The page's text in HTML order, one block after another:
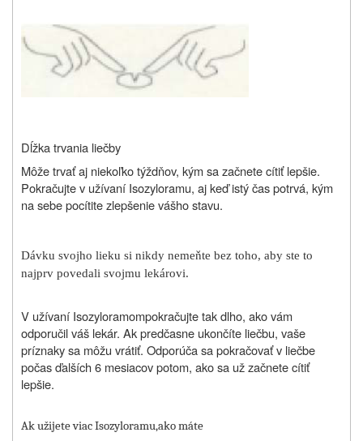
Dĺžka trvania liečby
Môže trvať aj niekoľko týždňov, kým sa začnete cítiť lepšie.
Pokračujte v užívaní Isozyloramu, aj keď istý čas potrvá, kým
na sebe pocítite zlepšenie vášho stavu.
Dávku svojho lieku si nikdy nemeňte bez toho, aby ste to
najprv povedali svojmu lekárovi.
V užívaní Isozyloramompokračujte tak dlho, ako vám
odporučil váš lekár. Ak predčasne ukončíte liečbu, vaše
príznaky sa môžu vrátiť. Odporúča sa pokračovať v liečbe
počas ďalších 6 mesiacov potom, ako sa už začnete cítiť
lepšie.
Ak užijete viacIsozyloramu,ako máte